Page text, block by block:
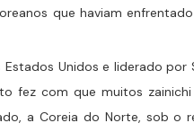
que haviam
Unidos e liderado por
fez com que muitos
a Coreia do Norte, sob o